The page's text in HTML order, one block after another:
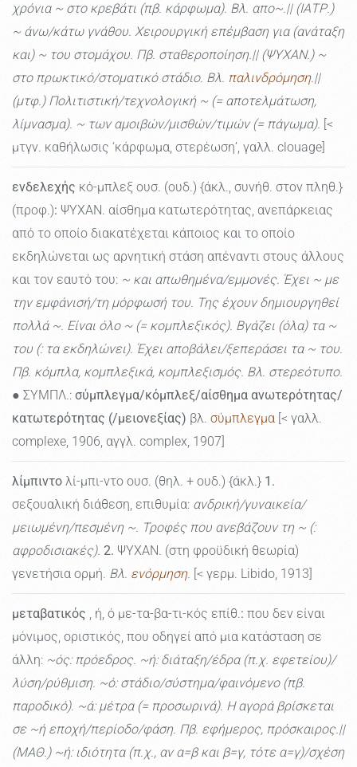
χρόνια ~ στο κρεβάτι (πβ. κάρφωμα). Βλ. απο~.|| (ΙΑΤΡ.)
~ άνω/κάτω γνάθου. Χειρουργική επέμβαση για (ανάταξη
και) ~ του στομάχου. Πβ. σταθεροποίηση.|| (ΨΥΧΑΝ.) ~
στο πρωκτικό/στοματικό στάδιο. Βλ. παλινδρόμηση.||
(μτφ.) Πολιτιστική/τεχνολογική ~ (= αποτελμάτωση,
λίμνασμα). ~ των αμοιβών/μισθών/τιμών (= πάγωμα). [<
μτγν. καθήλωσις ‘κάρφωμα, στερέωση’, γαλλ. clouage]
ενδελεχής κό-μπλεξ ουσ. (ουδ.) {άκλ., συνήθ. στον πληθ.}
(προφ.): ΨΥΧΑΝ. αίσθημα κατωτερότητας, ανεπάρκειας
από το οποίο διακατέχεται κάποιος και το οποίο
εκδηλώνεται ως αρνητική στάση απέναντι στους άλλους
και τον εαυτό του: ~ και απωθημένα/εμμονές. Έχει ~ με
την εμφάνισή/τη μόρφωσή του. Της έχουν δημιουργηθεί
πολλά ~. Είναι όλο ~ (= κομπλεξικός). Βγάζει (όλα) τα ~
του (: τα εκδηλώνει). Έχει αποβάλει/ξεπεράσει τα ~ του.
Πβ. κόμπλα, κομπλεξικά, κομπλεξισμός. Βλ. στερεότυπο.
● ΣΥΜΠΛ.: σύμπλεγμα/κόμπλεξ/αίσθημα ανωτερότητας/
κατωτερότητας (/μειονεξίας) βλ. σύμπλεγμα [< γαλλ.
complexe, 1906, αγγλ. complex, 1907]
λίμπιντο λί-μπι-ντο ουσ. (θηλ. + ουδ.) {άκλ.} 1.
σεξουαλική διάθεση, επιθυμία: ανδρική/γυναικεία/
μειωμένη/πεσμένη ~. Τροφές που ανεβάζουν τη ~ (:
αφροδισιακές). 2. ΨΥΧΑΝ. (στη φροϋδική θεωρία)
γενετήσια ορμή. Βλ. ενόρμηση. [< γερμ. Libido, 1913]
μεταβατικός , ή, ό με-τα-βα-τι-κός επίθ.: που δεν είναι
μόνιμος, οριστικός, που οδηγεί από μια κατάσταση σε
άλλη: ~ός: πρόεδρος. ~ή: διάταξη/έδρα (π.χ. εφετείου)/
λύση/ρύθμιση. ~ό: στάδιο/σύστημα/φαινόμενο (πβ.
παροδικό). ~ά: μέτρα (= προσωρινά). Η αγορά βρίσκεται
σε ~ή εποχή/περίοδο/φάση. Πβ. εφήμερος, πρόσκαιρος.||
(ΜΑΘ.) ~ή: ιδιότητα (π.χ., αν α=β και β=γ, τότε α=γ)/σχέση